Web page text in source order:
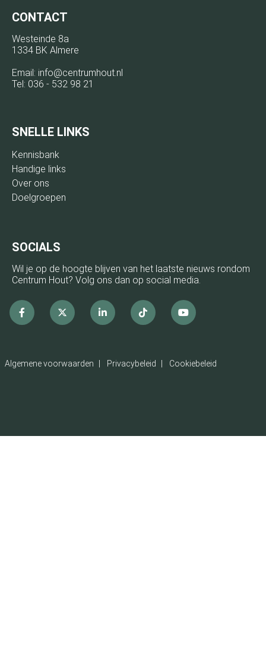
CONTACT
Westeinde 8a
1334 BK Almere
Email: info@centrumhout.nl
Tel: 036 - 532 98 21
SNELLE LINKS
Kennisbank
Handige links
Over ons
Doelgroepen
SOCIALS
Wil je op de hoogte blijven van het laatste nieuws rondom
Centrum Hout? Volg ons dan op social media.
Facebook
x linkedinTiktok Youtube
Algemene voorwaarden Privacybeleid Cookiebeleid